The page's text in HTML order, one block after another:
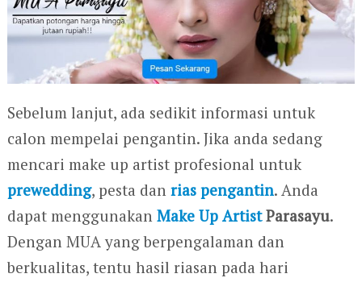
Sebelum lanjut, ada sedikit informasi untuk
calon mempelai pengantin. Jika anda sedang
mencari make up artist profesional untuk
prewedding, pesta dan rias pengantin. Anda
dapat menggunakan Make Up ArtistParasayu.
Dengan MUA yang berpengalaman dan
berkualitas, tentu hasil riasan pada hari